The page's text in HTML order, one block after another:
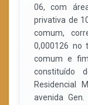
06, com
privativa de
comum,
0,000126 no
comum e
constituído
Residencial
avenida